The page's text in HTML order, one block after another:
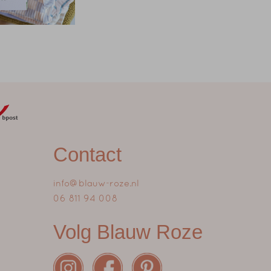
Contact
info@blauw-roze.nl
06 811 94 008
Volg Blauw Roze